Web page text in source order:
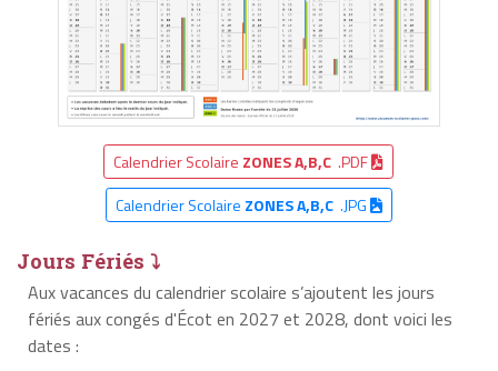
Calendrier Scolaire ZONES A,B,C .PDF
Calendrier Scolaire ZONES A,B,C.JPG
Jours Fériés ⤵
Aux vacances du calendrier scolaire s’ajoutent les jours
fériés aux congés d'Écot en 2027 et 2028, dont voici les
dates :